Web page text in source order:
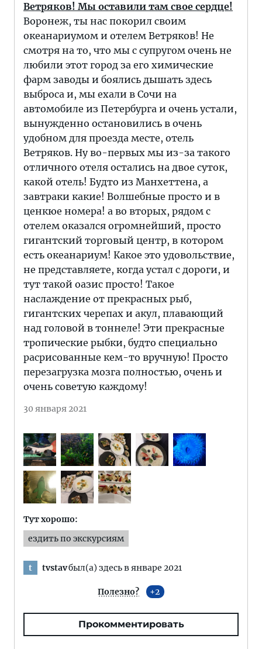
Ветряков! Мы оставили там свое сердце!
Воронеж, ты нас покорил своим
океанариумом и отелем Ветряков! Не
смотря на то, что мы с супругом очень не
любили этот город за его химические
фарм заводы и боялись дышать здесь
выброса и, мы ехали в Сочи на
автомобиле из Петербурга и очень устали,
вынужденно остановились в очень
удобном для проезда месте, отель
Ветряков. Ну во-первых мы из-за такого
отличного отеля остались на двое суток,
какой отель! Будто из Манхеттена, а
завтраки какие! Волшебные просто и в
ценкюе номера! а во вторых, рядом с
отелем оказался огромнейший, просто
гигантский торговый центр, в котором
есть океанариум! Какое это удовольствие,
не представляете, когда устал с дороги, и
тут такой оазис просто! Такое
наслаждение от прекрасных рыб,
гигантских черепах и акул, плавающий
над головой в тоннеле! Эти прекрасные
тропические рыбки, будто специально
расрисованные кем-то вручную! Просто
перезагрузка мозга полностью, очень и
очень советую каждому!
30 января 2021
Тут хорошо:
ездить по экскурсиям
t tvstavбыл(а) здесь в январе 2021
Полезно? 2
Прокомментировать